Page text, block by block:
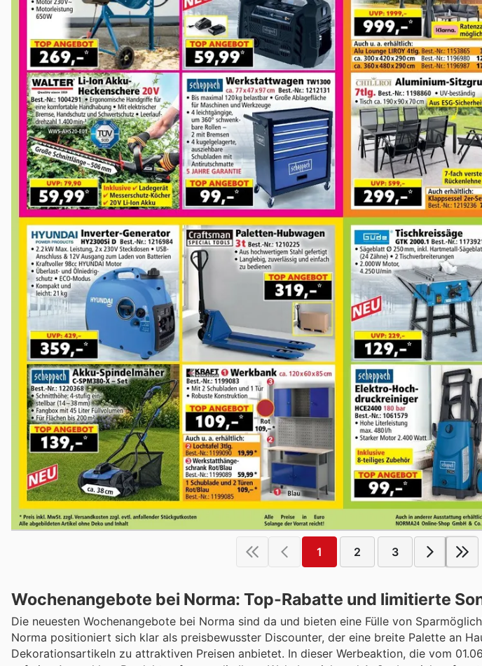
1 2 3
Wochenangebote bei Norma: Top-Rabatte und limitierte
Die neuesten Wochenangebote bei Norma sind da und bieten eine Fülle von
Norma positioniert sich klar als preisbewusster Discounter, der eine breite Palette an
Dekorationsartikeln zu attraktiven Preisen anbietet. In dieser Werbeaktion, die vom